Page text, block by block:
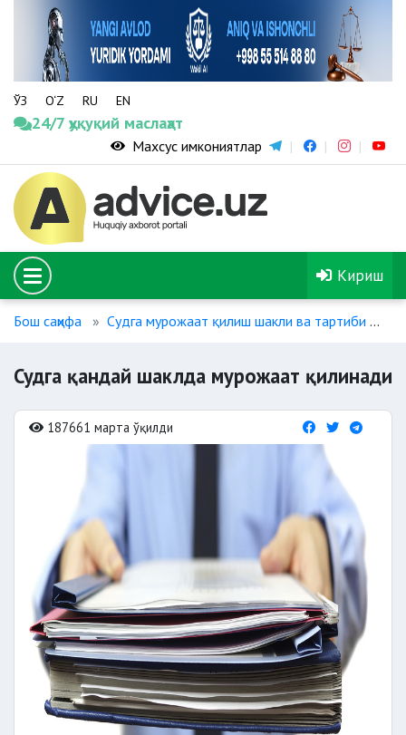
ЎЗ O‘Z RU EN
24/7 ҳуқуқий маслаҳат
Махсус имкониятлар
Кириш
Бош саҳифа Судга мурожаат қилиш шакли ва тартиби
Судга қандай шаклда мурожаат қилинади
187661 марта ўқилди